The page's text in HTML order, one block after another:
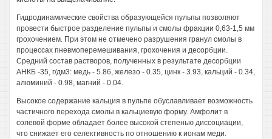
Гидродинамические свойства образующейся пульпы позволяют
провести быстрое разделение пульпы и смолы фракции 0,63-1,5 мм
грохочением. При этом не отмечено разрушения гранул смолы в
процессах пневмоперемешивания, грохочения и десорбции.
Средний состав растворов, полученных в результате десорбции
АНКБ -35, г/дм3: медь - 5.86, железо - 0.35, цинк - 3.93, кальций - 0.34,
алюминий - 0.98, магний - 0.04.
Высокое содержание кальция в пульпе обуславливает возможность
частичного перехода смолы в кальциевую форму. Амфолит в
солевой форме обладает более высокой степенью диссоциации,
что снижает его селективность по отношению к ионам меди.